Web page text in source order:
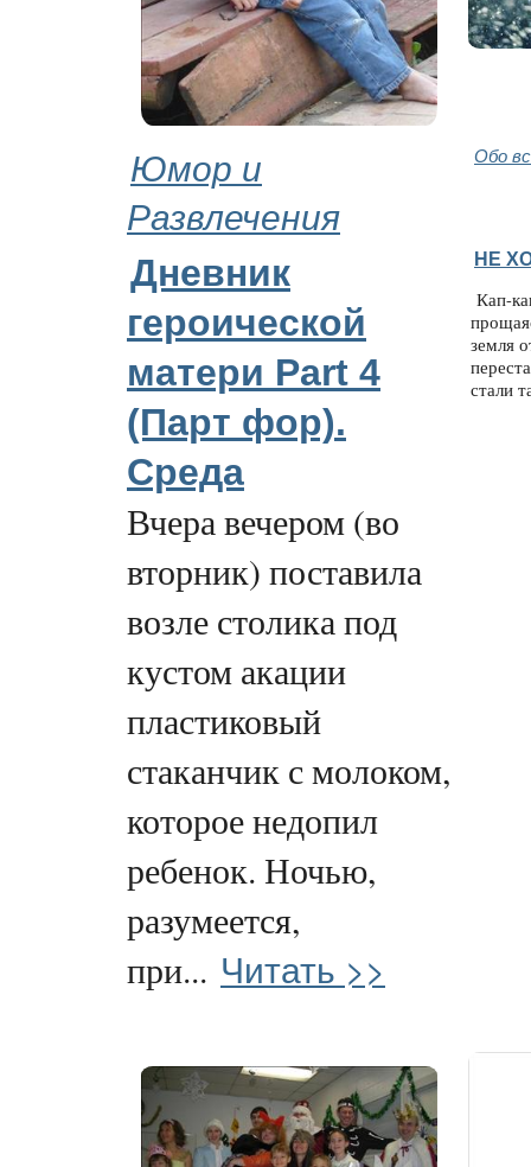
Юмор и
Развлечения
Обо
Дневник
героической
матери Part 4
(Парт фор).
Среда
Вчера вечером (во
вторник) поставила
возле столика под
кустом акации
пластиковый
стаканчик с молоком,
которое недопил
ребенок. Ночью,
разумеется,
при... Читать >>
НЕ
Кап-
земля
стали